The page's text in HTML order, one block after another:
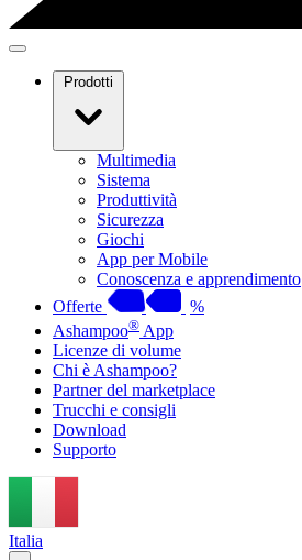
Prodotti
Multimedia
Sistema
Produttività
Sicurezza
Giochi
App per Mobile
Conoscenza e apprendimento
Offerte
%
Ashampoo® App
Licenze di volume
Chi è Ashampoo?
Partner del marketplace
Trucchi e consigli
Download
Supporto
Italia